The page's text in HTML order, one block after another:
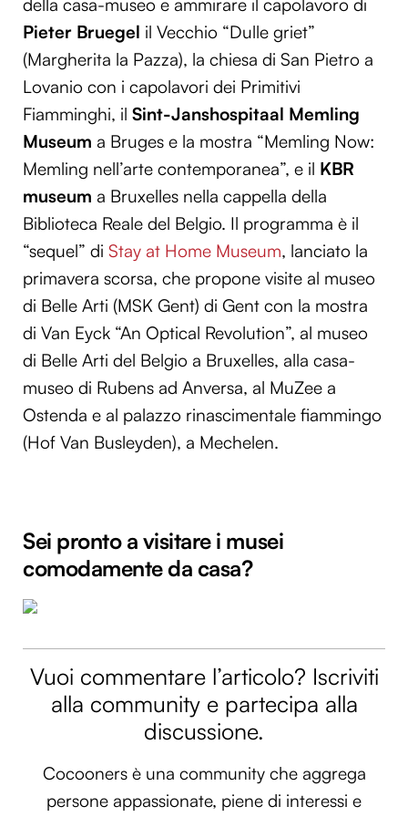
della casa-museo e ammirare il capolavoro di
Pieter Bruegel il Vecchio “Dulle griet”
(Margherita la Pazza), la chiesa di San Pietro a
Lovanio con i capolavori dei Primitivi
Fiamminghi, il Sint-Janshospitaal Memling
Museum a Bruges e la mostra “Memling Now:
Memling nell’arte contemporanea”, e il KBR
museum a Bruxelles nella cappella della
Biblioteca Reale del Belgio. Il programma è il
“sequel” di Stay at Home Museum, lanciato la
primavera scorsa, che propone visite al museo
di Belle Arti (MSK Gent) di Gent con la mostra
di Van Eyck “An Optical Revolution”, al museo
di Belle Arti del Belgio a Bruxelles, alla casa-
museo di Rubens ad Anversa, al MuZee a
Ostenda e al palazzo rinascimentale fiammingo
(Hof Van Busleyden), a Mechelen.
Sei pronto a visitare i musei
comodamente da casa?
Vuoi commentare l’articolo? Iscriviti
alla community e partecipa alla
discussione.
Cocooners è una community che aggrega
persone appassionate, piene di interessi e